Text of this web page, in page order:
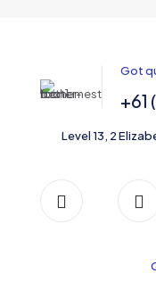
Got
+61
Level 13, 2